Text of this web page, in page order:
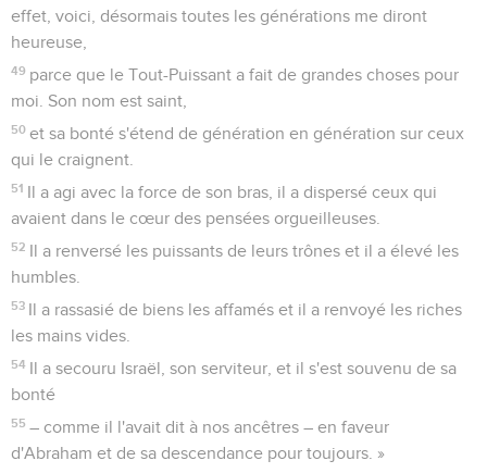
effet, voici, désormais toutes les générations me diront
heureuse,
49 parce que le Tout-Puissant a fait de grandes choses pour
moi. Son nom est saint,
50 et sa bonté s'étend de génération en génération sur ceux
qui le craignent.
51 Il a agi avec la force de son bras, il a dispersé ceux qui
avaient dans le cœur des pensées orgueilleuses.
52 Il a renversé les puissants de leurs trônes et il a élevé les
humbles.
53 Il a rassasié de biens les affamés et il a renvoyé les riches
les mains vides.
54 Il a secouru Israël, son serviteur, et il s'est souvenu de sa
bonté
55 – comme il l'avait dit à nos ancêtres – en faveur
d'Abraham et de sa descendance pour toujours. »